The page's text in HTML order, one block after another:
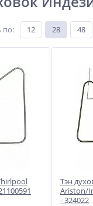
по: 12 28 48
Тэн
Ariston/
- 324022